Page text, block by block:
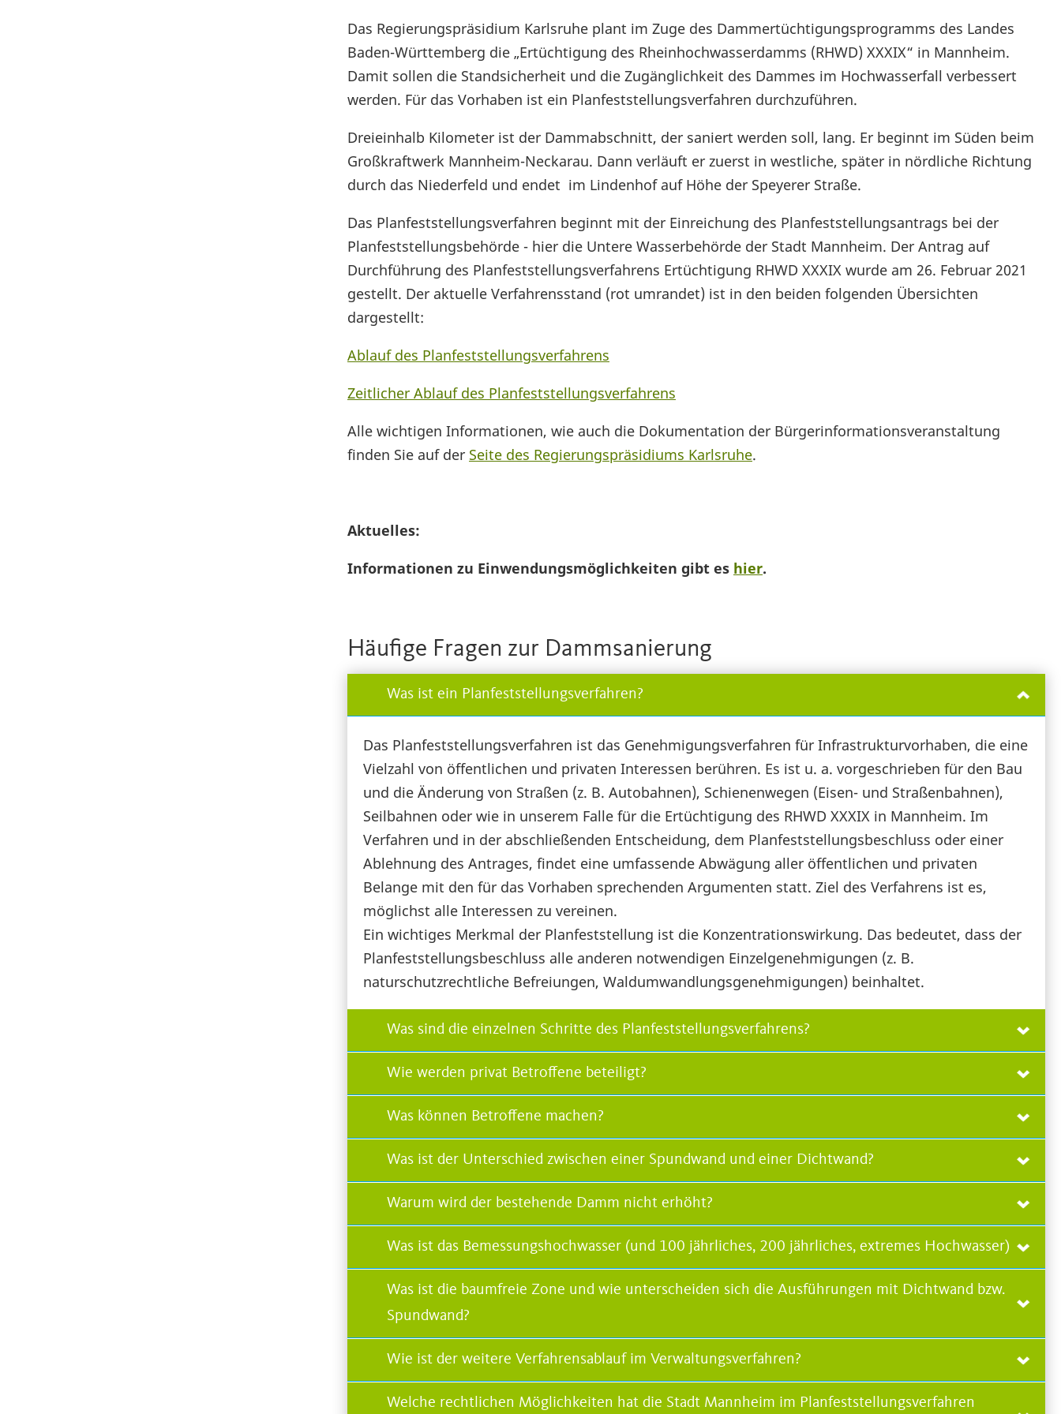
Das Regierungspräsidium Karlsruhe plant im Zuge des Dammertüchtigungsprogramms des Landes
Baden-Württemberg die „Ertüchtigung des Rheinhochwasserdamms (RHWD) XXXIX“ in Mannheim.
Damit sollen die Standsicherheit und die Zugänglichkeit des Dammes im Hochwasserfall verbessert
werden. Für das Vorhaben ist ein Planfeststellungsverfahren durchzuführen.
Dreieinhalb Kilometer ist der Dammabschnitt, der saniert werden soll, lang. Er beginnt im Süden beim
Großkraftwerk Mannheim-Neckarau. Dann verläuft er zuerst in westliche, später in nördliche Richtung
durch das Niederfeld und endet im Lindenhof auf Höhe der Speyerer Straße.
Das Planfeststellungsverfahren beginnt mit der Einreichung des Planfeststellungsantrags bei der
Planfeststellungsbehörde - hier die Untere Wasserbehörde der Stadt Mannheim. Der Antrag auf
Durchführung des Planfeststellungsverfahrens Ertüchtigung RHWD XXXIX wurde am 26. Februar 2021
gestellt. Der aktuelle Verfahrensstand (rot umrandet) ist in den beiden folgenden Übersichten
dargestellt:
Ablauf des Planfeststellungsverfahrens
Zeitlicher Ablauf des Planfeststellungsverfahrens
Alle wichtigen Informationen, wie auch die Dokumentation der Bürgerinformationsveranstaltung
finden Sie auf der Seite des Regierungspräsidiums Karlsruhe.
Aktuelles:
Informationen zu Einwendungsmöglichkeiten gibt es hier.
Häufige Fragen zur Dammsanierung
Was ist ein Planfeststellungsverfahren?
Das Planfeststellungsverfahren ist das Genehmigungsverfahren für Infrastrukturvorhaben, die eine
Vielzahl von öffentlichen und privaten Interessen berühren. Es ist u. a. vorgeschrieben für den Bau
und die Änderung von Straßen (z. B. Autobahnen), Schienenwegen (Eisen- und Straßenbahnen),
Seilbahnen oder wie in unserem Falle für die Ertüchtigung des RHWD XXXIX in Mannheim. Im
Verfahren und in der abschließenden Entscheidung, dem Planfeststellungsbeschluss oder einer
Ablehnung des Antrages, findet eine umfassende Abwägung aller öffentlichen und privaten
Belange mit den für das Vorhaben sprechenden Argumenten statt. Ziel des Verfahrens ist es,
möglichst alle Interessen zu vereinen.
Ein wichtiges Merkmal der Planfeststellung ist die Konzentrationswirkung. Das bedeutet, dass der
Planfeststellungsbeschluss alle anderen notwendigen Einzelgenehmigungen (z. B.
naturschutzrechtliche Befreiungen, Waldumwandlungsgenehmigungen) beinhaltet.
Was sind die einzelnen Schritte des Planfeststellungsverfahrens?
Wie werden privat Betroffene beteiligt?
Was können Betroffene machen?
Was ist der Unterschied zwischen einer Spundwand und einer Dichtwand?
Warum wird der bestehende Damm nicht erhöht?
Was ist das Bemessungshochwasser (und 100 jährliches, 200 jährliches, extremes Hochwasser)
Was ist die baumfreie Zone und wie unterscheiden sich die Ausführungen mit Dichtwand bzw.
Spundwand?
Wie ist der weitere Verfahrensablauf im Verwaltungsverfahren?
Welche rechtlichen Möglichkeiten hat die Stadt Mannheim im Planfeststellungsverfahren